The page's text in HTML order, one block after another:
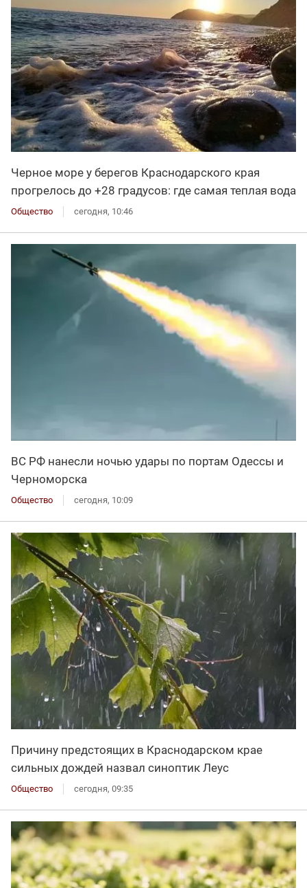
Черное море у берегов Краснодарского края
прогрелось до +28 градусов: где самая теплая вода
Общество сегодня, 10:46
ВС РФ нанесли ночью удары по портам Одессы и
Черноморска
Общество сегодня, 10:09
Причину предстоящих в Краснодарском крае
сильных дождей назвал синоптик Леус
Общество сегодня, 09:35